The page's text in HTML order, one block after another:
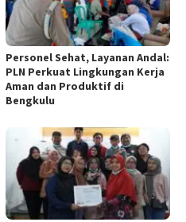
Personel Sehat, Layanan Andal:
PLN Perkuat Lingkungan Kerja
Aman dan Produktif di
Bengkulu